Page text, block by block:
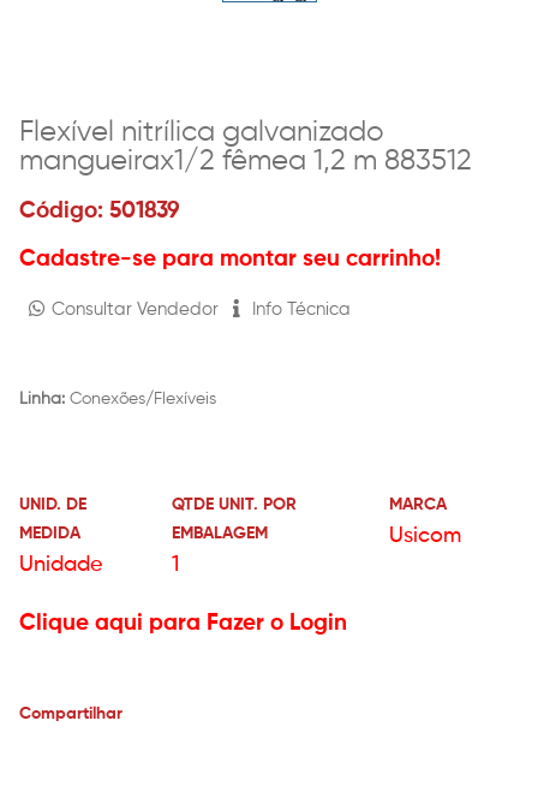
Flexível nitrílica galvanizado
mangueirax1/2 fêmea 1,2 m 883512
Código: 501839
Cadastre-se para montar seu carrinho!
Consultar Vendedor Info Técnica
Linha: Conexões/Flexíveis
UNID. DE
MEDIDA
Unidade
QTDE UNIT. POR
EMBALAGEM
1
MARCA
Usicom
Clique aqui para Fazer o Login
Compartilhar